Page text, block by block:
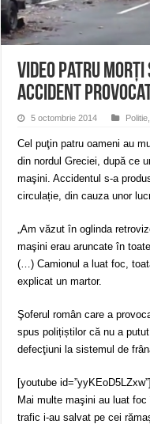
ANUNŢ OPRIRE APĂ în
VIDEO Patru
accident
5 octombrie 2014 Politie
Cel puţin patru oameni au
din nordul Greciei, după ce
maşini. Accidentul s-a
circulație, din cauza unor
„Am văzut în oglinda
maşini erau aruncate în
(…) Camionul a luat foc,
explicat un martor.
Şoferul român care a
spus polițiștilor că nu a
defecţiuni la sistemul de
[youtube id=”yyKEoD5LZxw”]
Mai multe maşini au luat
trafic i-au salvat pe cei